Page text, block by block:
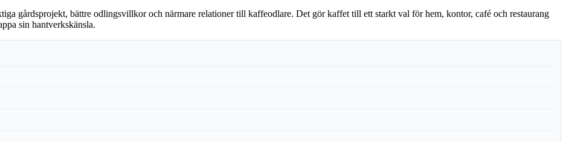
gårdsprojekt, bättre odlingsvillkor och närmare relationer till kaffeodlare. Det gör kaffet till ett starkt val för hem, kontor, café och restaurang
sin hantverkskänsla.